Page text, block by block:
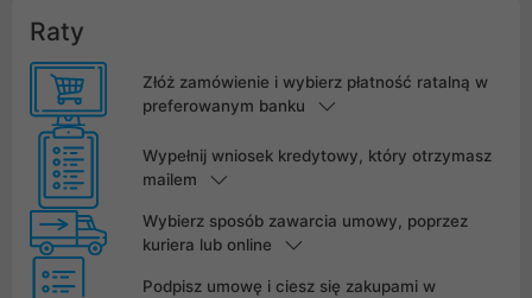
Raty
Złóż zamówienie i wybierz płatność ratalną w
preferowanym banku
Wypełnij wniosek kredytowy, który otrzymasz
mailem
Wybierz sposób zawarcia umowy, poprzez
kuriera lub online
Podpisz umowę i ciesz się zakupami w